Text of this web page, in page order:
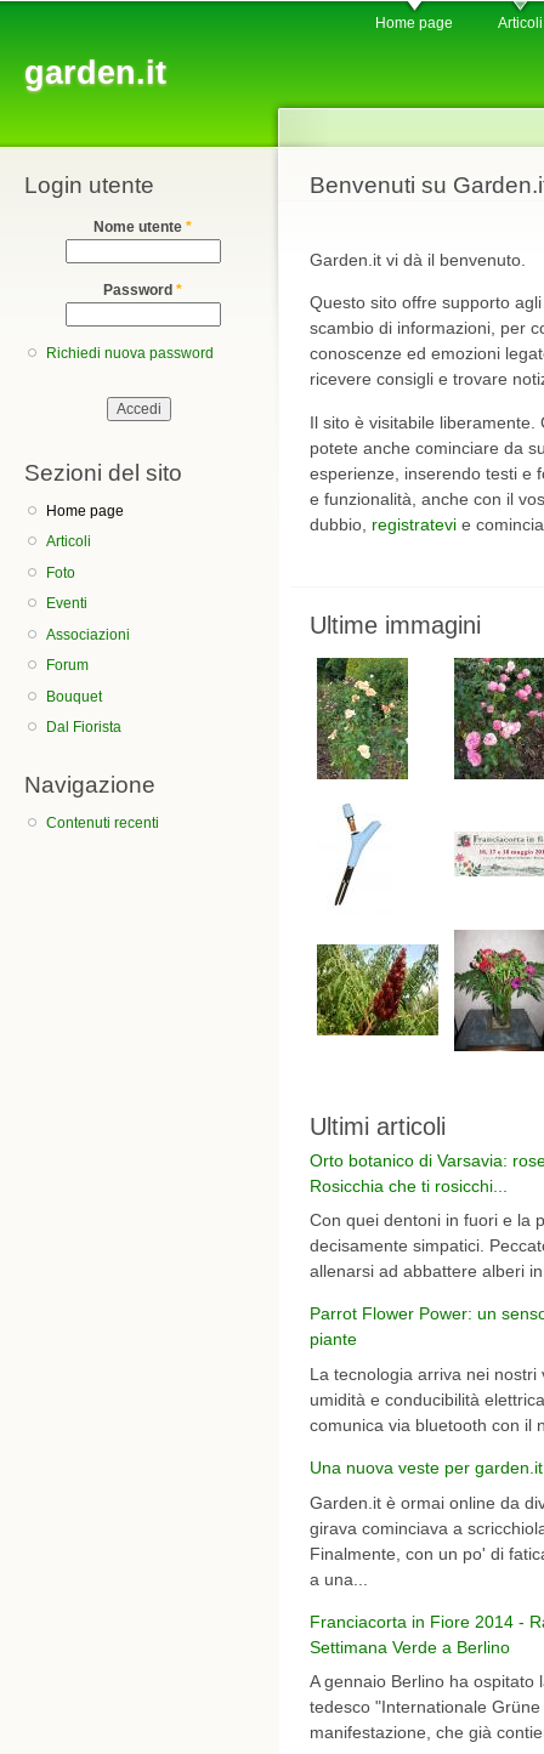
garden.it
Home page Articoli
Login utente
Nome utente *
Password *
Richiedi nuova password
Sezioni del sito
Home page
Articoli
Foto
Eventi
Associazioni
Forum
Bouquet
Dal Fiorista
Navigazione
Contenuti recenti
Benvenuti su
Garden.it vi dà il benvenuto.
Questo sito offre supporto
scambio di informazioni, per
conoscenze ed emozioni
ricevere consigli e trovare
Il sito è visitabile
potete anche cominciare da
esperienze, inserendo testi e
e funzionalità, anche con il
dubbio, registratevi e
Ultime immagini
Ultimi articoli
Orto botanico di Varsavia:
Rosicchia che ti rosicchi...
Con quei dentoni in fuori e la
decisamente simpatici.
allenarsi ad abbattere alberi
Parrot Flower Power: un
piante
La tecnologia arriva nei
umidità e conducibilità
comunica via bluetooth con il
Una nuova veste per garden.it
Garden.it è ormai online da
girava cominciava a
Finalmente, con un po' di
a una...
Franciacorta in Fiore 2014 -
Settimana Verde a Berlino
A gennaio Berlino ha ospitato
tedesco "Internationale
manifestazione, che già